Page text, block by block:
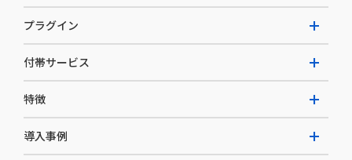
W2 Commerce Repeat
W2 Commerce BtoB
W2 Commerce Asia
プラグイン
AI buddy
付帯サービス
EC運用構築支援・運用支援
特徴
導入事例